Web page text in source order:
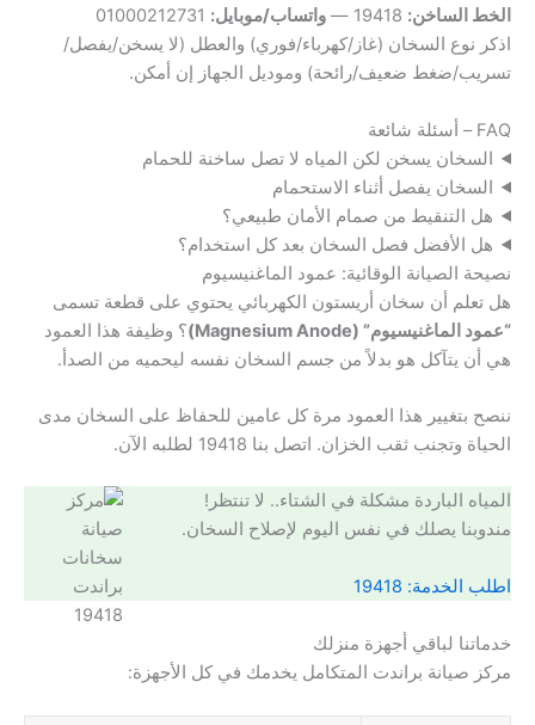
الخط الساخن:
واتساب/موبايل:
اذكر نوع السخان (غاز/كهرباء/فوري) والعطل (لا يسخن/يفصل/
تسريب/ضغط ضعيف/رائحة) وموديل الجهاز إن أمكن.
FAQ – أسئلة شائعة
السخان يسخن لكن المياه لا تصل ساخنة للحمام
السخان يفصل أثناء الاستحمام
هل التنقيط من صمام الأمان طبيعي؟
هل الأفضل فصل السخان بعد كل استخدام؟
نصيحة الصيانة الوقائية: عمود الماغنيسيوم
هل تعلم أن سخان أريستون الكهربائي يحتوي على قطعة تسمى
“عمود الماغنيسيوم” (Magnesium Anode)
؟ وظيفة هذا العمود
هي أن يتآكل هو بدلاً من جسم السخان نفسه ليحميه من الصدأ.
ننصح بتغيير هذا العمود مرة كل عامين للحفاظ على السخان مدى
الحياة وتجنب ثقب الخزان. اتصل بنا 19418 لطلبه الآن.
المياه الباردة مشكلة في الشتاء.. لا تنتظر!
مندوبنا يصلك في نفس اليوم لإصلاح السخان.
اطلب الخدمة: 19418
خدماتنا لباقي أجهزة منزلك
مركز صيانة براندت المتكامل يخدمك في كل الأجهزة: